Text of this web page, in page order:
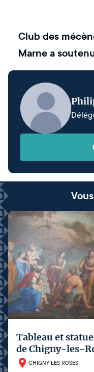
Club des
Marnea
Tableau et
de Chigny-les-
CHIGNY LES ROSES